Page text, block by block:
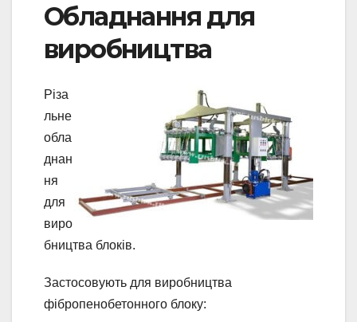
Обладнання для
виробництва
Різа
льне
обла
днан
ня
для
виро
бництва блоків.
Застосовують для виробництва
фібропенобетонного блоку: